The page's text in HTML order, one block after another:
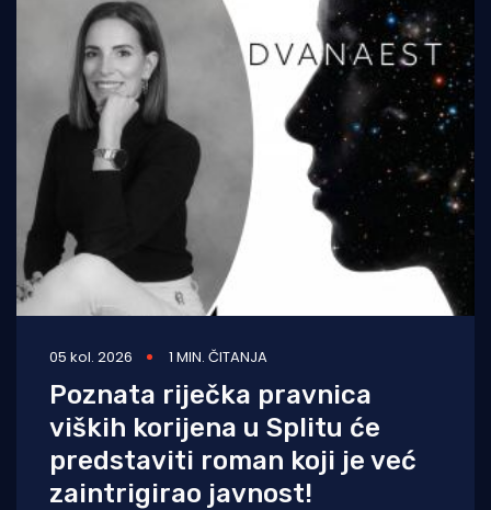
05 kol. 2026 1 MIN. ČITANJA
Poznata riječka pravnica
viških korijena u Splitu će
predstaviti roman koji je već
zaintrigirao javnost!